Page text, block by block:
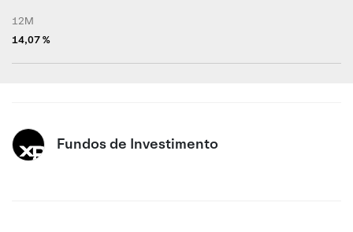
12M
14,07 %
Fundos de Investimento